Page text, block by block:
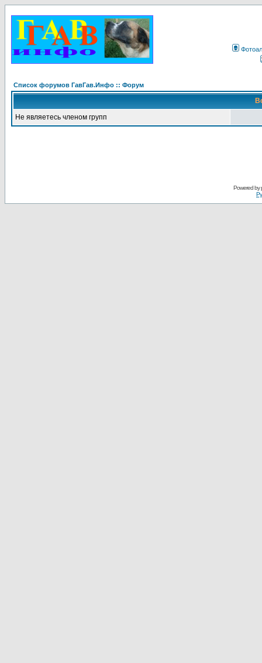
Список форумов ГавГав.Инфо :: Форум
Не являетесь членом групп
Powered by